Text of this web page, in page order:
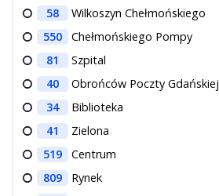
58
Wilkoszyn Chełmońskiego
550
Chełmońskiego Pompy
81
Szpital
40
Obrońców Poczty Gdańskiej
34
Biblioteka
41
Zielona
519
Centrum
809
Rynek